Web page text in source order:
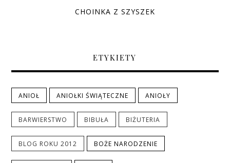
CHOINKA Z SZYSZEK
ETYKIETY
ANIOŁ ANIOŁKI ŚWIĄTECZNE ANIOŁY
BARWIERSTWO BIBUŁA BIŻUTERIA
BLOG ROKU 2012 BOŻE NARODZENIE